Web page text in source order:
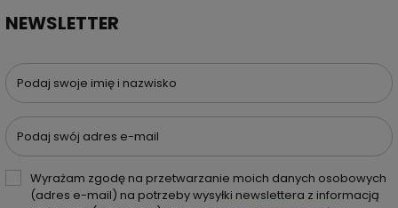
NEWSLETTER
Podaj swoje imię i nazwisko
Podaj swój adres e-mail
Wyrażam zgodę na przetwarzanie moich danych osobowych
(adres e-mail) na potrzeby wysyłki newslettera z informacją